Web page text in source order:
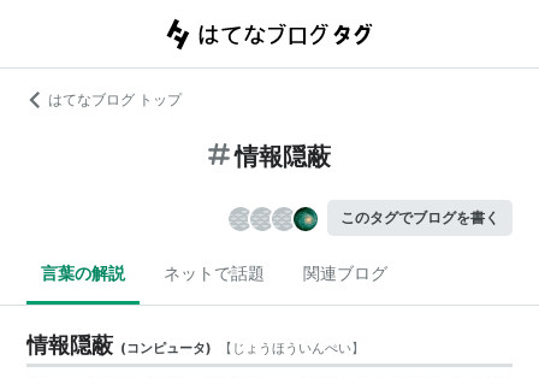
はてなブログ トップ
情報隠蔽
このタグでブログを書く
言葉の解説 ネットで話題 関連ブログ
情報隠蔽 (コンピュータ) 【 じょうほういんぺい】